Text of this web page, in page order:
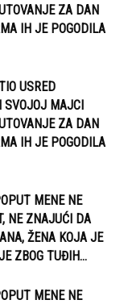
ZA DAN
IH JE POGODILA
USRED
SVOJOJ MAJCI
ZA DAN
IH JE POGODILA
MENE NE
NE ZNAJUĆI DA
ŽENA KOJA JE
ZBOG TUĐIH...
MENE NE